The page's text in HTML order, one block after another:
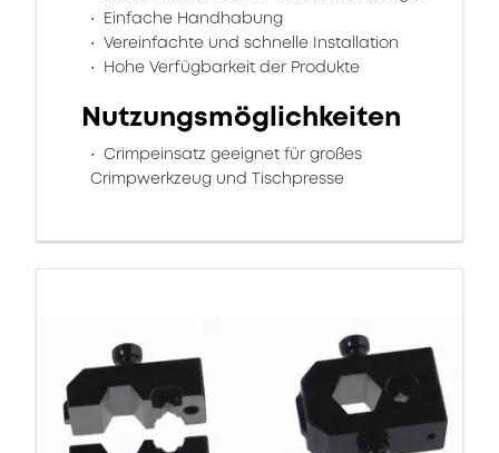
Einfache Handhabung
Vereinfachte und schnelle Installation
Hohe Verfügbarkeit der Produkte
Nutzungsmöglichkeiten
Crimpeinsatz geeignet für großes
Crimpwerkzeug und Tischpresse